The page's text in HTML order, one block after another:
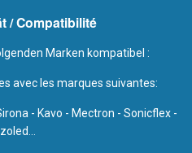
/ Compatibilité
Marken kompatibel :
avec les marques suivantes:
- Kavo - Mectron - Sonicflex -